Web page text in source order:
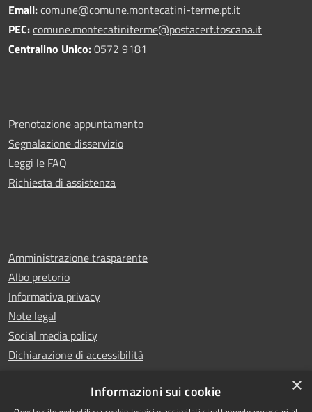
Email:comune@comune.montecatini-terme.pt.it
PEC:comune.montecatiniterme@postacert.toscana.it
Centralino Unico:0572 9181
Prenotazione appuntamento
Segnalazione disservizio
Leggi le FAQ
Richiesta di assistenza
Amministrazione trasparente
Albo pretorio
Informativa privacy
Note legal
Social media policy
Dichiarazione di accessibilità
×
Informazioni sui cookie